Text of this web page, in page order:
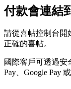
付款會連結
請從喜帖控制台開
正確的喜帖。
國際客戶可透過安
Pay、Google Pay